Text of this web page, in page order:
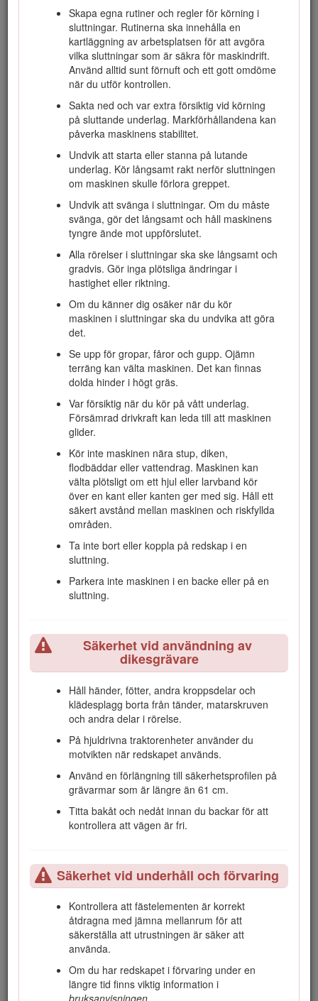
Skapa egna rutiner och regler för körning i
sluttningar. Rutinerna ska innehålla en
kartläggning av arbetsplatsen för att avgöra
vilka sluttningar som är säkra för maskindrift.
Använd alltid sunt förnuft och ett gott omdöme
när du utför kontrollen.
Sakta ned och var extra försiktig vid körning
på sluttande underlag. Markförhållandena kan
påverka maskinens stabilitet.
Undvik att starta eller stanna på lutande
underlag. Kör långsamt rakt nerför sluttningen
om maskinen skulle förlora greppet.
Undvik att svänga i sluttningar. Om du måste
svänga, gör det långsamt och håll maskinens
tyngre ände mot uppförslutet.
Alla rörelser i sluttningar ska ske långsamt och
gradvis. Gör inga plötsliga ändringar i
hastighet eller riktning.
Om du känner dig osäker när du kör
maskinen i sluttningar ska du undvika att göra
det.
Se upp för gropar, fåror och gupp. Ojämn
terräng kan välta maskinen. Det kan finnas
dolda hinder i högt gräs.
Var försiktig när du kör på vått underlag.
Försämrad drivkraft kan leda till att maskinen
glider.
Kör inte maskinen nära stup, diken,
flodbäddar eller vattendrag. Maskinen kan
välta plötsligt om ett hjul eller larvband kör
över en kant eller kanten ger med sig. Håll ett
säkert avstånd mellan maskinen och riskfyllda
områden.
Ta inte bort eller koppla på redskap i en
sluttning.
Parkera inte maskinen i en backe eller på en
sluttning.
Säkerhet vid användning av
dikesgrävare
Håll händer, fötter, andra kroppsdelar och
klädesplagg borta från tänder, matarskruven
och andra delar i rörelse.
På hjuldrivna traktorenheter använder du
motvikten när redskapet används.
Använd en förlängning till säkerhetsprofilen på
grävarmar som är längre än 61 cm.
Titta bakåt och nedåt innan du backar för att
kontrollera att vägen är fri.
Säkerhet vid underhåll och förvaring
Kontrollera att fästelementen är korrekt
åtdragna med jämna mellanrum för att
säkerställa att utrustningen är säker att
använda.
Om du har redskapet i förvaring under en
längre tid finns viktig information i
Säkerhet
Fara
Det kan finnas nedgrävda ledningar i arbetsområdet.
Om du gräver av dem kan du få en elstöt eller orsaka
en explosion.
Markera de platser i arbetsområdet där det förekommer
nedgrävda ledningar och gräv inte på de markerade
platserna. Kontakta en lokal kabelanvisningstjänst eller
något annat företag som kan märka upp området (till
exempel kan du ringa 811 i USA och i Australien kan du
kontakta den nationella kabelanvisningstjänsten på
Allmän säkerhet
Följ alltid alla säkerhetsanvisningar för att förhindra
allvarliga skador eller dödsfall.
Håll alltid redskapet nära marken. Se
Transportläge .
Markera de platser i arbetsområdet där det
förekommer nedgrävda ledningar och andra
föremål och gräv inte på de markerade platserna.
Läs och förstå innehållet i denna
innan du startar motorn.
Håll koncentrationen helt på maskinen när du
använder den. Låt dig inte distraheras eftersom
det kan leda till personskador eller skador på
egendom.
Låt aldrig barn eller personer som saknar
nödvändig utbildning använda maskinen.
Håll händer och fötter borta från rörliga delar och
redskap.
säkerhetsanordningar sitter på plats och fungerar.
Håll kringstående och husdjur på säkert avstånd
från maskinen.
Stanna maskinen, stäng av motorn och ta ut
nyckeln innan du utför service på, tankar eller
rensar maskinen.
Felaktigt bruk eller underhåll av maskinen kan leda till
personskador. Följ dessa säkerhetsanvisningar för att
varningssymbolerna, som innebär ”Var försiktig”,
”Varning” eller ”Fara” – anvisning om personsäkerhet.
Underlåtenhet att följa anvisningarna kan leda till
personskador eller dödsfall.
Säkerhet i sluttningar
Kör uppför och nedför sluttningar med
maskinens tunga ände riktad mot
uppförsbacken.Viktfördelningen förändras
beroende på vilket redskap som används. Det här
redskapet gör den främre delen av maskinen till